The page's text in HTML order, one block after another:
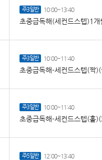
주3일반 10:00~13:40
초중급독해(세컨드스텝)1
주3일반 10:00~11:40
초중급독해-세컨드스텝(짝
주3일반 10:00~11:40
초중급독해-세컨드스텝(홀
주5일반 12:00~13:40